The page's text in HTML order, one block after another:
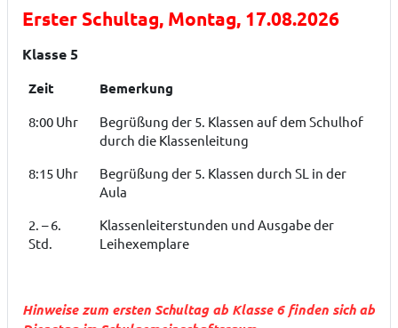
Erster Schultag, Montag, 17.08.2026
Klasse 5
Zeit Bemerkung
8:00 Uhr
Begrüßung der 5. Klassen auf dem Schulhof
durch die Klassenleitung
8:15 Uhr
Begrüßung der 5. Klassen durch SL in der
Aula
2. – 6.
Std.
Klassenleiterstunden und Ausgabe der
Leihexemplare
Hinweise zum ersten Schultag ab Klasse 6 finden sich ab